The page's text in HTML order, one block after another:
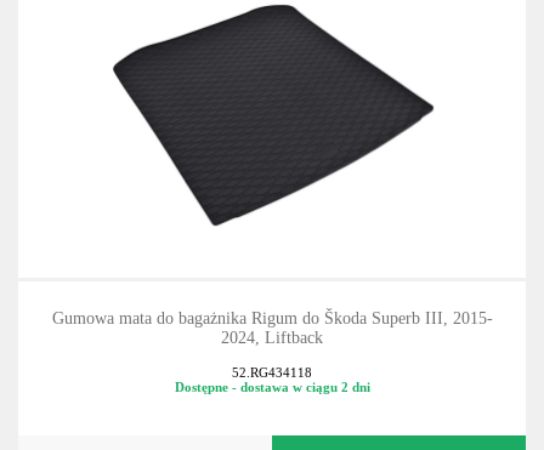
Gumowa mata do bagażnika Rigum do Škoda Superb III, 2015-
2024, Liftback
52.RG434118
Dostępne - dostawa w ciągu 2 dni